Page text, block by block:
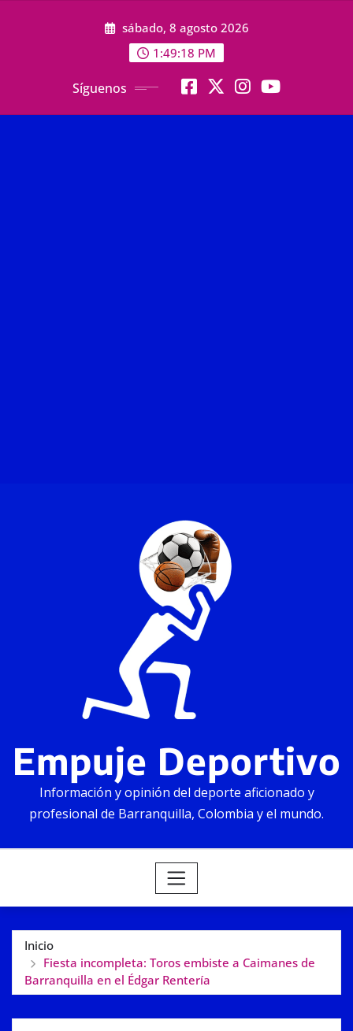
sábado, 8 agosto 2026
1:49:19 PM
Síguenos
Empuje Deportivo
Información y opinión del deporte aficionado y
profesional de Barranquilla, Colombia y el mundo.
Inicio
Fiesta incompleta: Toros embiste a Caimanes de
Barranquilla en el Édgar Rentería